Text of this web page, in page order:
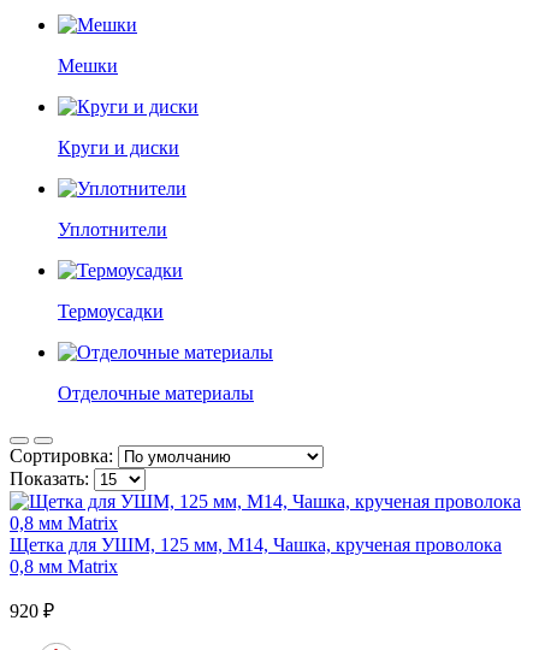
Мешки
Круги и диски
Уплотнители
Термоусадки
Отделочные материалы
Сортировка:
Показать:
Щетка для УШМ, 125 мм, М14, Чашка, крученая проволока
0,8 мм Matrix
920 ₽